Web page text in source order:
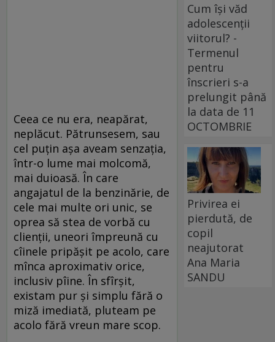
Ceea ce nu era, neapărat,
neplăcut. Pătrunsesem, sau
cel puțin așa aveam senzația,
într-o lume mai molcomă,
mai duioasă. În care
angajatul de la benzinărie, de
cele mai multe ori unic, se
oprea să stea de vorbă cu
clienții, uneori împreună cu
cîinele pripășit pe acolo, care
mînca aproximativ orice,
inclusiv pîine. În sfîrșit,
existam pur și simplu fără o
miză imediată, pluteam pe
acolo fără vreun mare scop.
Cum își văd
adolescenții
viitorul? -
Termenul
pentru
înscrieri s-a
prelungit până
la data de 11
OCTOMBRIE
Privirea ei
pierdută, de
copil
neajutorat
Ana Maria
SANDU